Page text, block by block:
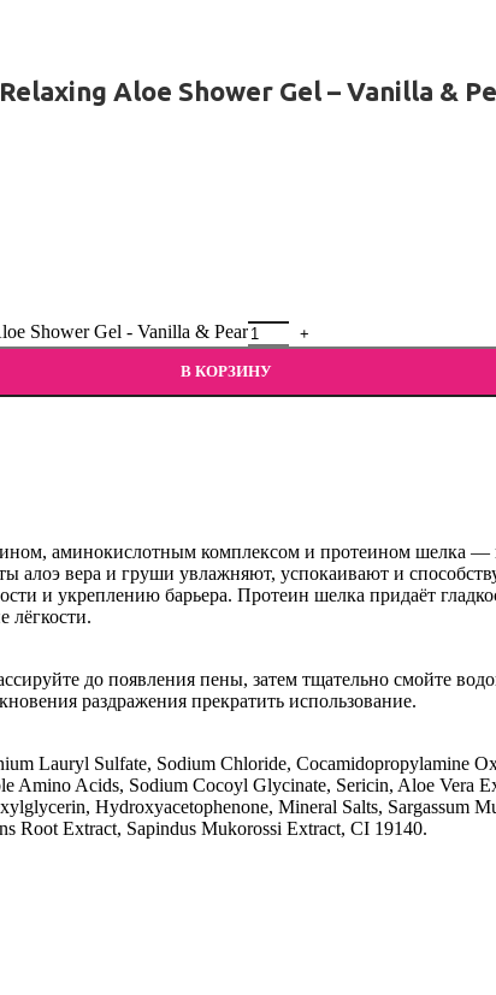
Aloe Shower Gel – Vanilla &
Shower Gel - Vanilla & Pear
В КОРЗИНУ
аминокислотным комплексом и протеином шелка
алоэ вера и груши увлажняют, успокаивают и
и укреплению барьера. Протеин шелка придаёт
лёгкости.
до появления пены, затем тщательно смойте
раздражения прекратить использование.
Lauryl Sulfate, Sodium Chloride, Cocamidopropylamine
Amino Acids, Sodium Cocoyl Glycinate, Sericin, Aloe Vera
Hydroxyacetophenone, Mineral Salts, Sargassum
Root Extract, Sapindus Mukorossi Extract, CI 19140.